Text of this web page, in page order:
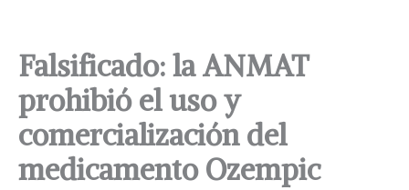
Falsificado: la ANMAT
prohibió el uso y
comercialización del
medicamento Ozempic